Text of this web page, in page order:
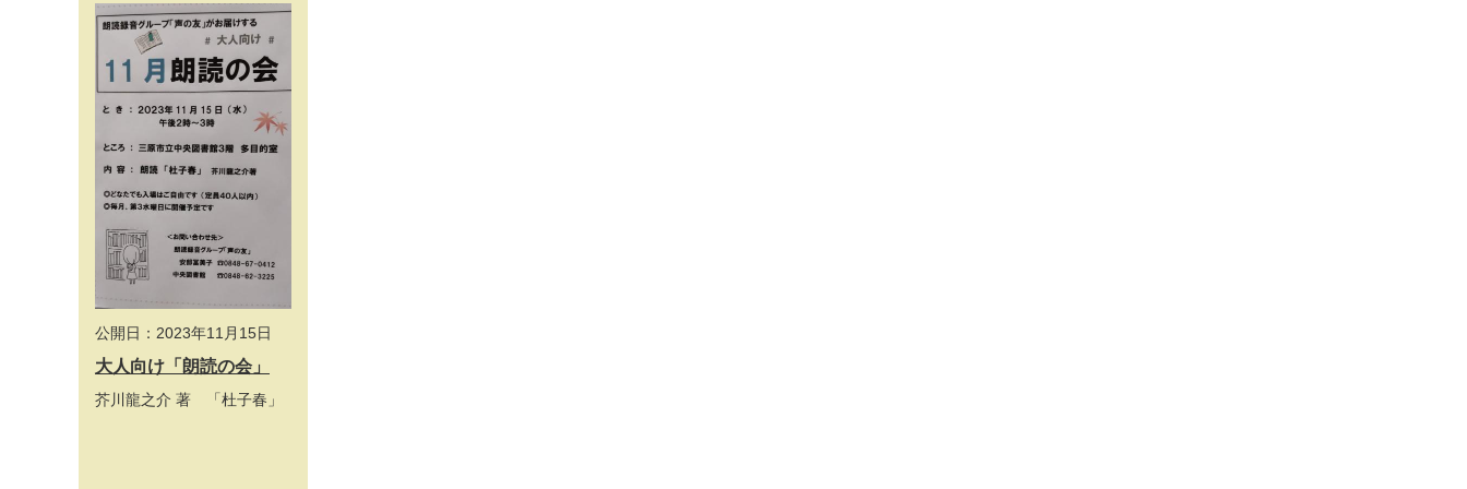
公開日：2023年11月15日
大人向け「朗読の会」
芥川龍之介 著 「杜子春」